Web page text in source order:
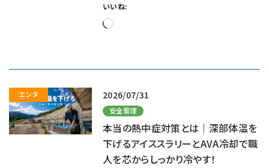
いいね:
読
2026/07/31
安全管理
本当の熱中症対策とは｜深部体温を
下げるアイススラリーとAVA冷却で職
人を芯からしっかり冷やす！